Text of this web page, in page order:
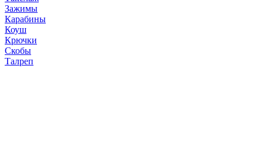
Зажимы
Карабины
Коуш
Крючки
Скобы
Талреп